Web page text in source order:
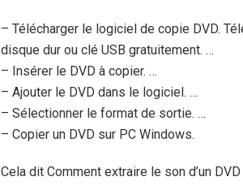
– Télécharger le logiciel de copie DVD.
disque dur ou clé USB gratuitement. …
– Insérer le DVD à copier. …
– Ajouter le DVD dans le logiciel. …
– Sélectionner le format de sortie. …
– Copier un DVD sur PC Windows.
Cela dit Comment extraire le son d’un DVD